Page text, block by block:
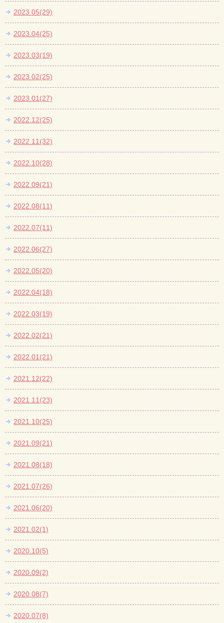
2023.05(29)
2023.04(25)
2023.03(19)
2023.02(25)
2023.01(27)
2022.12(25)
2022.11(32)
2022.10(28)
2022.09(21)
2022.08(11)
2022.07(11)
2022.06(27)
2022.05(20)
2022.04(18)
2022.03(19)
2022.02(21)
2022.01(21)
2021.12(22)
2021.11(23)
2021.10(25)
2021.09(21)
2021.08(18)
2021.07(26)
2021.06(20)
2021.02(1)
2020.10(5)
2020.09(2)
2020.08(7)
2020.07(8)